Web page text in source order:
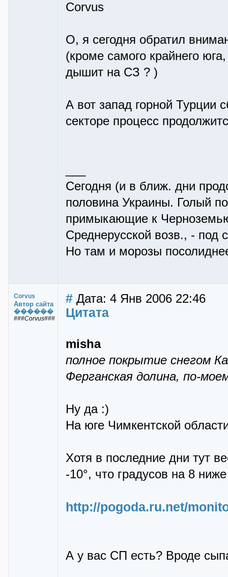
Corvus
О, я сегодня обратил
(кроме самого крайнего
дышит на СЗ ? )
А вот запад горной Турции
секторе процесс
Сегодня (и в ближ. дни
половина Украины. Голый
примыкающие к
Среднерусской возв., - под
Но там и морозы
Corvus
Автор сайта
������
###Corvus###
# Дата: 4 Янв 2006 22:46
Цитата
misha
полное покрытие снегом
Ферганская долина, по-
Ну да :)
На юге Чимкентской
Хотя в последние дни тут
-10°, что градусов на 8
http://pogoda.ru.net/
А у вас СП есть? Вроде